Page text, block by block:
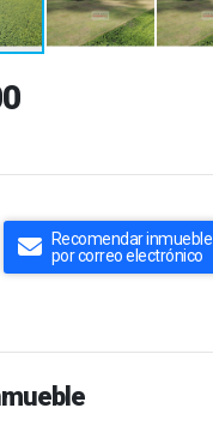
Recomendar inmueble
por correo electrónico